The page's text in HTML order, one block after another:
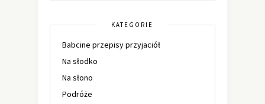
KATEGORIE
Babcine przepisy przyjaciół
Na słodko
Na słono
Podróże